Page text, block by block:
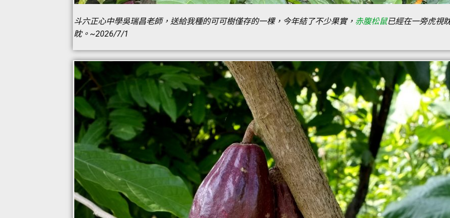
斗六正心中學吳瑞昌老師，送給我種的可可樹僅存的一棵，今年結了不少果實， 赤腹松鼠已經在一旁虎視
眈。~2026/7/1